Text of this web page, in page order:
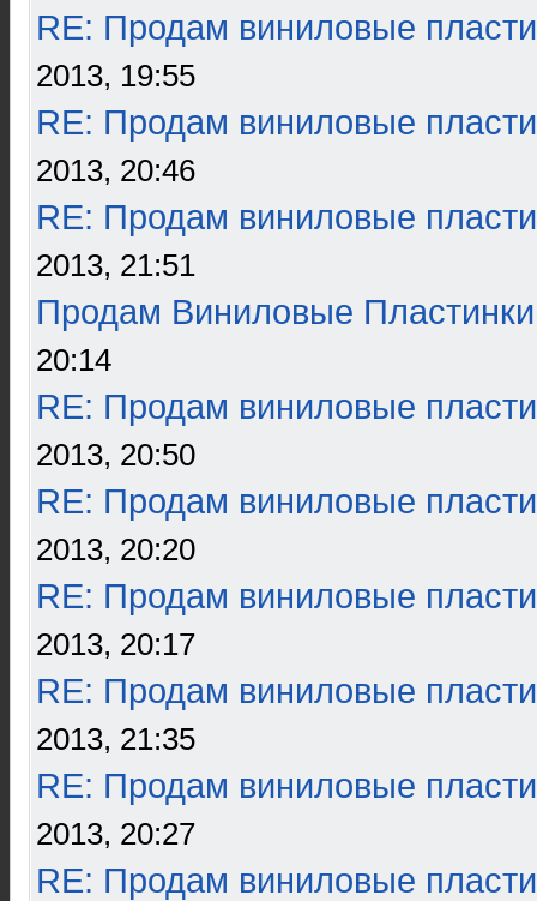
RE: Продам виниловые
2013, 19:55
RE: Продам виниловые
2013, 20:46
RE: Продам виниловые
2013, 21:51
Продам Виниловые Пластинки
20:14
RE: Продам виниловые
2013, 20:50
RE: Продам виниловые
2013, 20:20
RE: Продам виниловые
2013, 20:17
RE: Продам виниловые
2013, 21:35
RE: Продам виниловые
2013, 20:27
RE: Продам виниловые